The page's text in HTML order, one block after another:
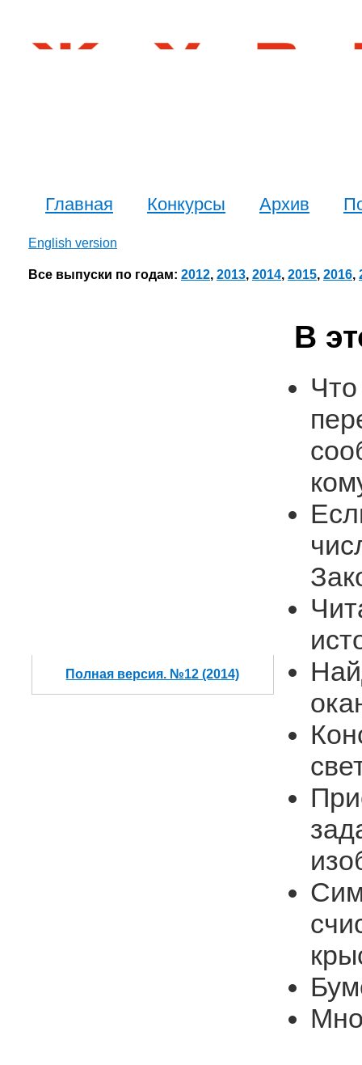
Главная Конкурсы Архив
English version
Все выпуски по годам: 2012, 2013, 2014, 2015, 2016,
Полная версия. №12 (2014)
В